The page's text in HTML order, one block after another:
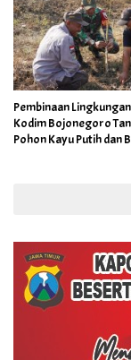
Pembinaan
Kodim Bojonegoro
Pohon Kayu Putih dan